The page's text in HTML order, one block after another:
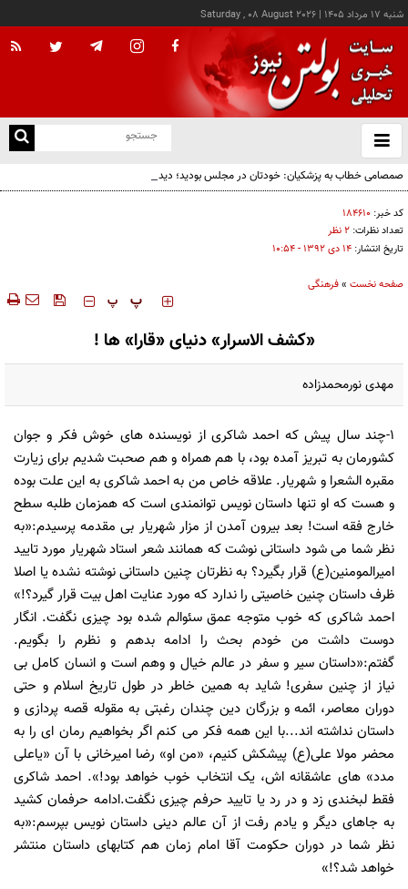
شنبه ۱۷ مرداد ۱۴۰۵ |
Saturday , 08 August 2026
باز
و
صمصامی خطاب به پزشکیان: خودتان در مجلس بودید؛ دیدید انتقادات نمایندگان درباره
گران‌سازی ارز بود، نه واگذاری ایران‌خودرو
کد خبر: ۱۸۴۶۱۰
تعداد نظرات: ۲ نظر
تاریخ انتشار: ۱۴ دی ۱۳۹۲ - ۱۰:۵۴
صفحه نخست »فرهنگی
‍‍‍ پ پ
«کشف الاسرار» دنیای «قارا» ها !
مهدی نورمحمدزاده
1-چند سال پیش که احمد شاکری از نویسنده های خوش فکر و جوان
کشورمان به تبریز آمده بود، با هم همراه و هم صحبت شدیم برای زیارت
مقبره الشعرا و شهریار. علاقه خاص من به احمد شاکری به این علت بوده
و هست که او تنها داستان نویس توانمندی است که همزمان طلبه سطح
خارج فقه است! بعد بیرون آمدن از مزار شهریار بی مقدمه پرسیدم:«به
نظر شما می شود داستانی نوشت که همانند شعر استاد شهریار مورد تایید
امیرالمومنین(ع) قرار بگیرد؟ به نظرتان چنین داستانی نوشته نشده یا اصلا
ظرف داستان چنین خاصیتی را ندارد که مورد عنایت اهل بیت قرار گیرد؟!»
احمد شاکری که خوب متوجه عمق سئوالم شده بود چیزی نگفت. انگار
دوست داشت من خودم بحث را ادامه بدهم و نظرم را بگویم.
گفتم:«داستان سیر و سفر در عالم خیال و وهم است و انسان کامل بی
نیاز از چنین سفری! شاید به همین خاطر در طول تاریخ اسلام و حتی
دوران معاصر، ائمه و بزرگان دین چندان رغبتی به مقوله قصه پردازی و
داستان نداشته اند...با این همه فکر می کنم اگر بخواهیم رمان ای را به
محضر مولا علی(ع) پیشکش کنیم، «من او» رضا امیرخانی با آن «یاعلی
مدد» های عاشقانه اش، یک انتخاب خوب خواهد بود!». احمد شاکری
فقط لبخندی زد و در رد یا تایید حرفم چیزی نگفت.ادامه حرفمان کشید
به جاهای دیگر و یادم رفتاز آن عالم دینی داستان نویس بپرسم:«به
نظر شما در دوران حکومت آقا امام زمان هم کتابهای داستان منتشر
خواهد شد؟!»